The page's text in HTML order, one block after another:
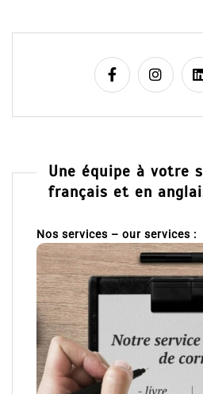
Une équipe à votre
français et en
Nos services – our services :